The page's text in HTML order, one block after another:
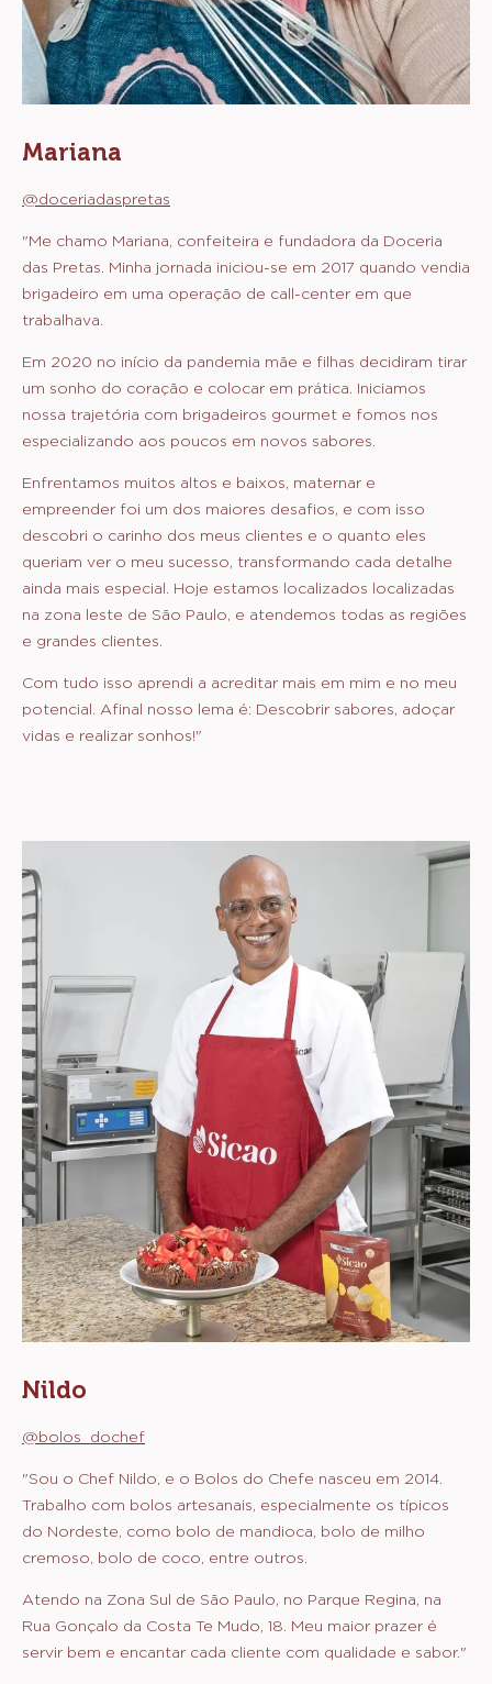
Mariana
@doceriadaspretas
"Me chamo Mariana, confeiteira e fundadora da Doceria
das Pretas. Minha jornada iniciou-se em 2017 quando vendia
brigadeiro em uma operação de call-center em que
trabalhava.
Em 2020 no início da pandemia mãe e filhas decidiram tirar
um sonho do coração e colocar em prática. Iniciamos
nossa trajetória com brigadeiros gourmet e fomos nos
especializando aos poucos em novos sabores.
Enfrentamos muitos altos e baixos, maternar e
empreender foi um dos maiores desafios, e com isso
descobri o carinho dos meus clientes e o quanto eles
queriam ver o meu sucesso, transformando cada detalhe
ainda mais especial. Hoje estamos localizados localizadas
na zona leste de São Paulo, e atendemos todas as regiões
e grandes clientes.
Com tudo isso aprendi a acreditar mais em mim e no meu
potencial. Afinal nosso lema é: Descobrir sabores, adoçar
vidas e realizar sonhos!"
Nildo
@bolos_dochef
"Sou o Chef Nildo, e o Bolos do Chefe nasceu em 2014.
Trabalho com bolos artesanais, especialmente os típicos
do Nordeste, como bolo de mandioca, bolo de milho
cremoso, bolo de coco, entre outros.
Atendo na Zona Sul de São Paulo, no Parque Regina, na
Rua Gonçalo da Costa Te Mudo, 18. Meu maior prazer é
servir bem e encantar cada cliente com qualidade e sabor."